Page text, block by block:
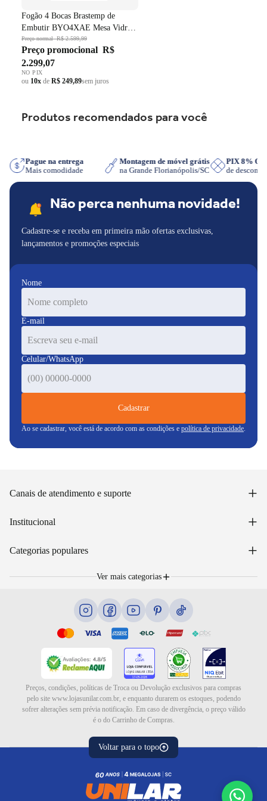
Fogão 4 Bocas Brastemp de
Embutir BYO4XAE Mesa Vidro
Grade em Ferro Fundido Dupla
Chama Preto Bivolt
Preço normalR$ 2.599,99
Preço promocional R$
2.299,07
NO PIX
ou 10x de R$ 249,89sem juros
Produtos recomendados para você
Pague na entrega
Mais comodidade
Montagem de móvel grátis
na Grande Florianópolis/SC
PIX 8%
de
Não perca nenhuma novidade!
Cadastre-se e receba em primeira mão ofertas exclusivas,
lançamentos e promoções especiais
Nome
E-mail
Celular/WhatsApp
Cadastrar
Ao se cadastrar, você está de acordo com as condições e política de privacidade.
Canais de atendimento e suporte +
Acompanhar pedido
Email: sac@lojasunilar.com.br
Institucional +
Política de entregas
Portal de Vagas
Categorias populares +
Ver mais categorias
Preços, condições, políticas de Troca ou Devolução exclusivos para compras
pelo site www.lojasunilar.com.br, e enquanto durarem os estoques, podendo
sofrer alterações sem prévia notificação. Em caso de divergência, o preço válido
é o do Carrinho de Compras.
Voltar para o topo